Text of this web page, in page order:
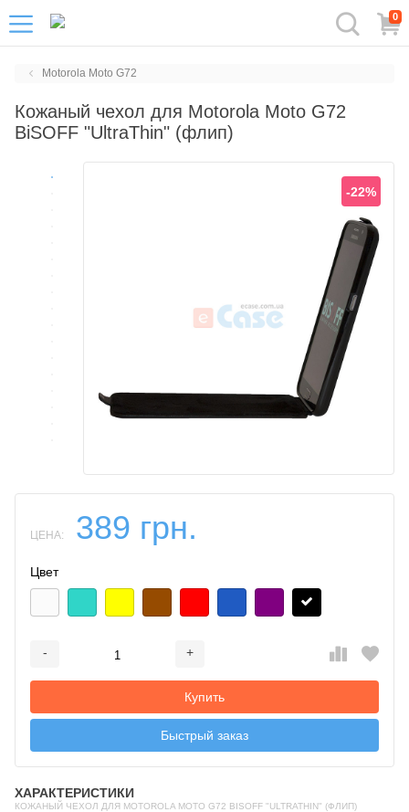
0
Motorola Moto G72
Кожаный чехол для Motorola Moto G72
BiSOFF "UltraThin" (флип)
-22%
ЦЕНА: 389 грн.
Цвет
- +
Купить
Быстрый заказ
ХАРАКТЕРИСТИКИ
КОЖАНЫЙ ЧЕХОЛ ДЛЯ MOTOROLA MOTO G72 BISOFF "ULTRATHIN" (ФЛИП)